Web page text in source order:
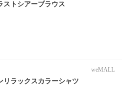
ストシアーブラウス
weMALL
リラックスカラーシャツ